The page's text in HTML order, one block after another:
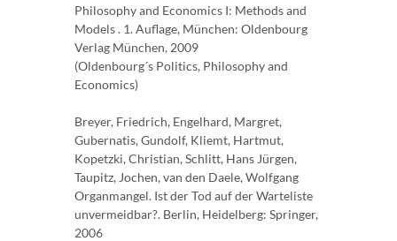
Philosophy and Economics I: Methods and
Models . 1. Auflage, München: Oldenbourg
Verlag München, 2009
(Oldenbourg´s Politics, Philosophy and
Economics)
Breyer, Friedrich, Engelhard, Margret,
Gubernatis, Gundolf, Kliemt, Hartmut,
Kopetzki, Christian, Schlitt, Hans Jürgen,
Taupitz, Jochen, van den Daele, Wolfgang
Organmangel. Ist der Tod auf der Warteliste
unvermeidbar?. Berlin, Heidelberg: Springer,
2006